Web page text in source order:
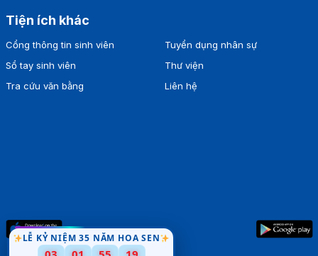
LỄ KỶ NIỆM 35 NĂM HOA SEN
Tiện ích khác
Cổng thông tin sinh viên
Sổ tay sinh viên
Tra cứu văn bằng
Tuyển dụng nhân sự
Thư viện
Liên hệ